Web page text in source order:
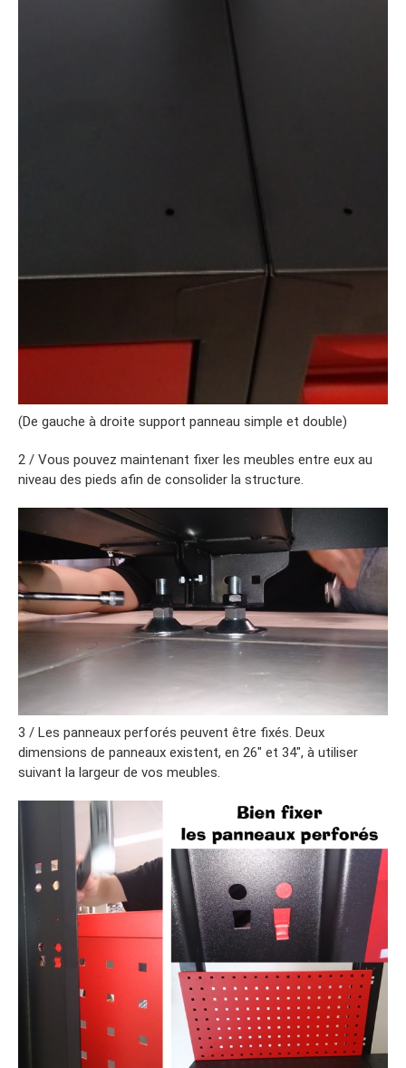
(De gauche à droite support panneau simple et double)
2 / Vous pouvez maintenant fixer les meubles entre eux au
niveau des pieds afin de consolider la structure.
3 / Les panneaux perforés peuvent être fixés. Deux
dimensions de panneaux existent, en 26″ et 34″, à utiliser
suivant la largeur de vos meubles.